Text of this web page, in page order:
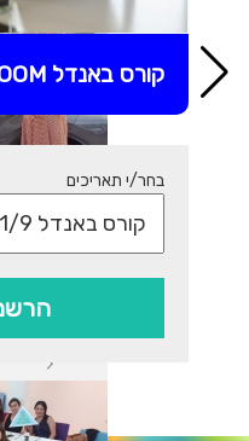
קורס באנדל ZOOM + דיגיטלי
בחר/י תאריכים